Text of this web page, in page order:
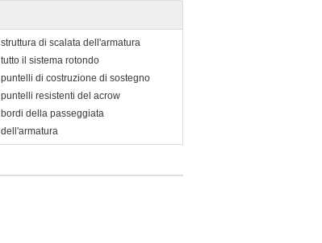
struttura di scalata dell'armatura
tutto il sistema rotondo
puntelli di costruzione di sostegno
puntelli resistenti del acrow
bordi della passeggiata
dell'armatura